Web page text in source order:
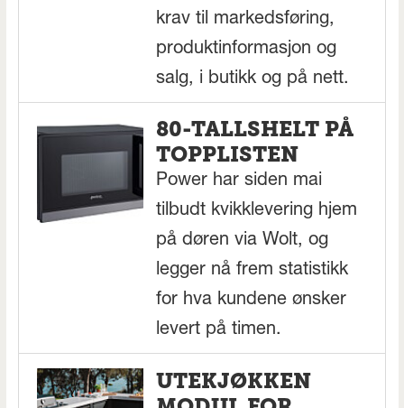
krav til markedsføring,
produktinformasjon og
salg, i butikk og på nett.
80-TALLSHELT PÅ
TOPPLISTEN
Power har siden mai
tilbudt kvikklevering hjem
på døren via Wolt, og
legger nå frem statistikk
for hva kundene ønsker
levert på timen.
UTEKJØKKEN